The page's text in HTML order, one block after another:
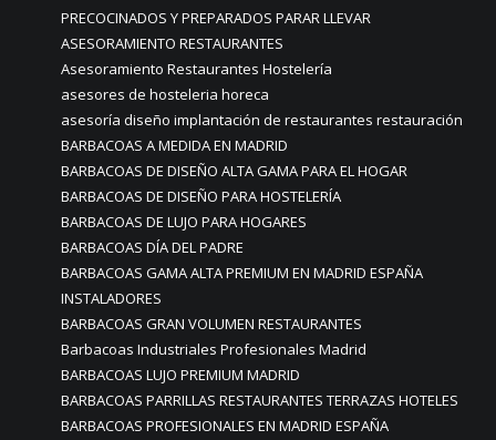
PRECOCINADOS Y PREPARADOS PARAR LLEVAR
ASESORAMIENTO RESTAURANTES
Asesoramiento Restaurantes Hostelería
asesores de hosteleria horeca
asesoría diseño implantación de restaurantes restauración
BARBACOAS A MEDIDA EN MADRID
BARBACOAS DE DISEÑO ALTA GAMA PARA EL HOGAR
BARBACOAS DE DISEÑO PARA HOSTELERÍA
BARBACOAS DE LUJO PARA HOGARES
BARBACOAS DÍA DEL PADRE
BARBACOAS GAMA ALTA PREMIUM EN MADRID ESPAÑA
INSTALADORES
BARBACOAS GRAN VOLUMEN RESTAURANTES
Barbacoas Industriales Profesionales Madrid
BARBACOAS LUJO PREMIUM MADRID
BARBACOAS PARRILLAS RESTAURANTES TERRAZAS HOTELES
BARBACOAS PROFESIONALES EN MADRID ESPAÑA